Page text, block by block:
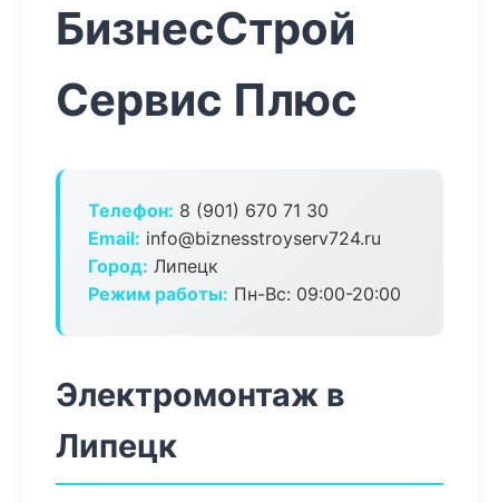
БизнесСтрой
Сервис Плюс
Телефон: 8 (901) 670 71 30
Email: info@biznesstroyserv724.ru
Город: Липецк
Режим работы: Пн-Вс: 09:00-20:00
Электромонтаж в
Липецк